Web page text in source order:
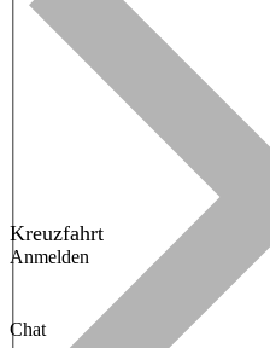
Kreuzfahrt
Anmelden
Chat